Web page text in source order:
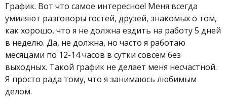
График. Вот что самое интересное! Меня всегда
умиляют разговоры гостей, друзей, знакомых о том,
как хорошо, что я не должна ездить на работу 5 дней
в неделю. Да, не должна, но часто я работаю
месяцами по 12-14 часов в сутки совсем без
выходных. Такой график не делает меня несчастной.
Я просто рада тому, что я занимаюсь любимым
делом.